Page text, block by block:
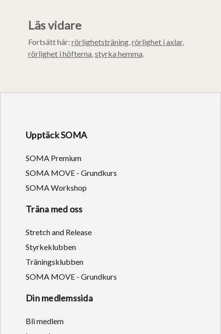
Läs vidare
Fortsätt här: rörlighetsträning,rörlighet i axlar,
rörlighet i höfterna,styrka hemma.
Upptäck SOMA
SOMA Premium
SOMA MOVE - Grundkurs
SOMA Workshop
Träna med oss
Stretch and Release
Styrkeklubben
Träningsklubben
SOMA MOVE - Grundkurs
Din medlemssida
Bli medlem